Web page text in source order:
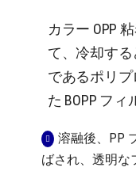
カラー OPP
て、冷却す
であるポリプ
た BOPP フィ
溶融後、PP
ばされ、透明な